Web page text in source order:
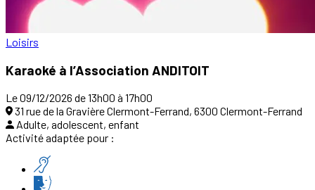
Loisirs
Karaoké à l’Association ANDITOIT
Le 09/12/2026 de 13h00 à 17h00
31 rue de la Gravière Clermont-Ferrand, 6300 Clermont-Ferrand
Adulte, adolescent, enfant
Activité adaptée pour :